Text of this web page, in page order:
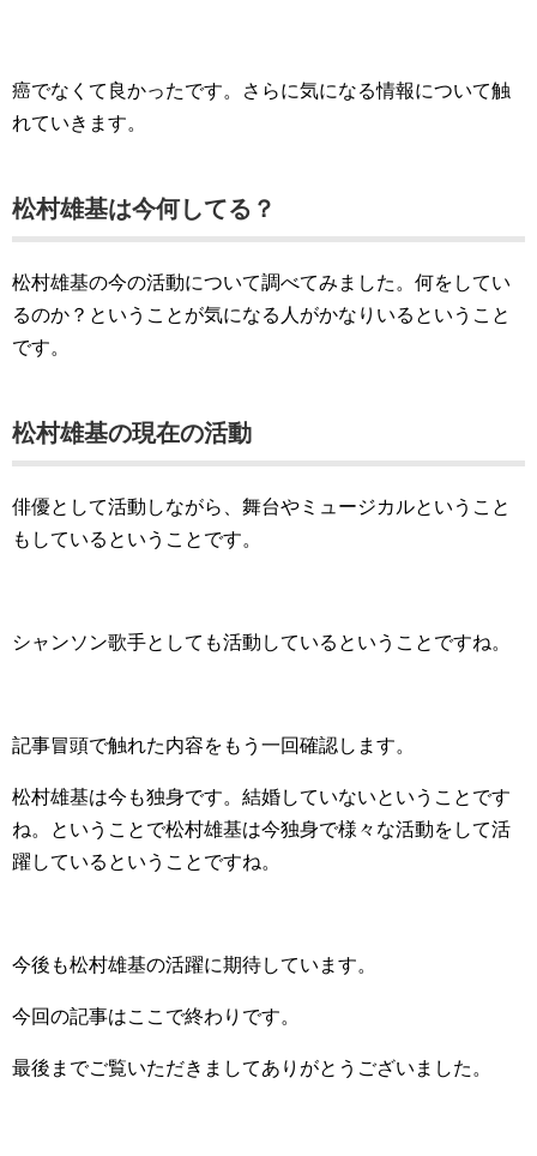
癌でなくて良かったです。さらに気になる情報について触
れていきます。
松村雄基は今何してる？
松村雄基の今の活動について調べてみました。何をしてい
るのか？ということが気になる人がかなりいるということ
です。
松村雄基の現在の活動
俳優として活動しながら、舞台やミュージカルということ
もしているということです。
シャンソン歌手としても活動しているということですね。
記事冒頭で触れた内容をもう一回確認します。
松村雄基は今も独身です。結婚していないということです
ね。ということで松村雄基は今独身で様々な活動をして活
躍しているということですね。
今後も松村雄基の活躍に期待しています。
今回の記事はここで終わりです。
最後までご覧いただきましてありがとうございました。